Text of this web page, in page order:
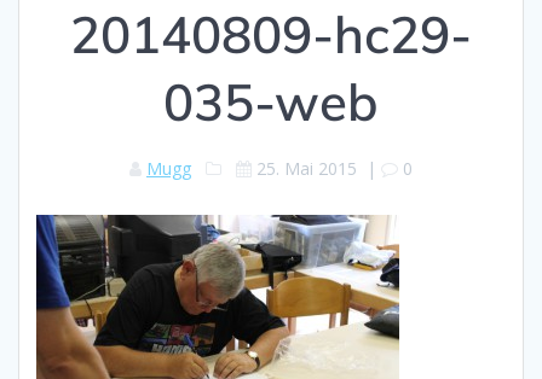
20140809-hc29-
035-web
Mugg 25. Mai 2015 | 0